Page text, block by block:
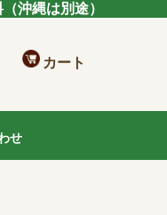
沖縄は別途）
カート
せ